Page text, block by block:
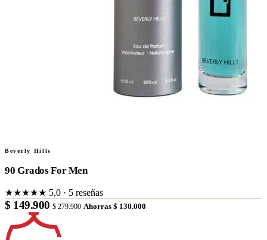
Beverly Hills
90 Grados For Men
★★★★★ 5,0 · 5 reseñas
$ 149.900 $ 279.900 Ahorras $ 130.000